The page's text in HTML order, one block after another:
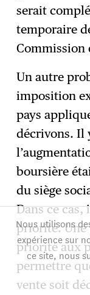
serait
temporaire
Commission
Un autre
imposition
pays
décrivons. Il
boursière
du siège
Dans ce
priorité. Une
priorité aux
permettre
vente soit
Nous utilisons
expérience sur
ce site, nous